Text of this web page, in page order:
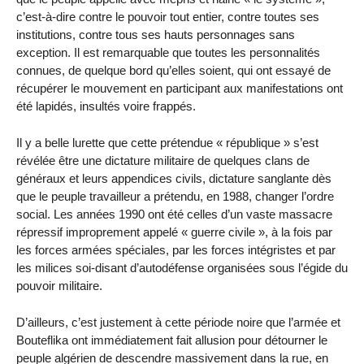
c’est-à-dire contre le pouvoir tout entier, contre toutes ses
institutions, contre tous ses hauts personnages sans
exception. Il est remarquable que toutes les personnalités
connues, de quelque bord qu’elles soient, qui ont essayé de
récupérer le mouvement en participant aux manifestations ont
été lapidés, insultés voire frappés.
Il y a belle lurette que cette prétendue « république » s’est
révélée être une dictature militaire de quelques clans de
généraux et leurs appendices civils, dictature sanglante dès
que le peuple travailleur a prétendu, en 1988, changer l’ordre
social. Les années 1990 ont été celles d’un vaste massacre
répressif improprement appelé « guerre civile », à la fois par
les forces armées spéciales, par les forces intégristes et par
les milices soi-disant d’autodéfense organisées sous l’égide du
pouvoir militaire.
D’ailleurs, c’est justement à cette période noire que l’armée et
Bouteflika ont immédiatement fait allusion pour détourner le
peuple algérien de descendre massivement dans la rue, en